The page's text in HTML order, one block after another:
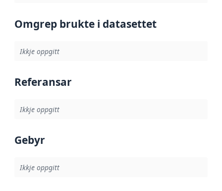
Omgrep brukte i datasettet
Ikkje oppgitt
Referansar
Ikkje oppgitt
Gebyr
Ikkje oppgitt